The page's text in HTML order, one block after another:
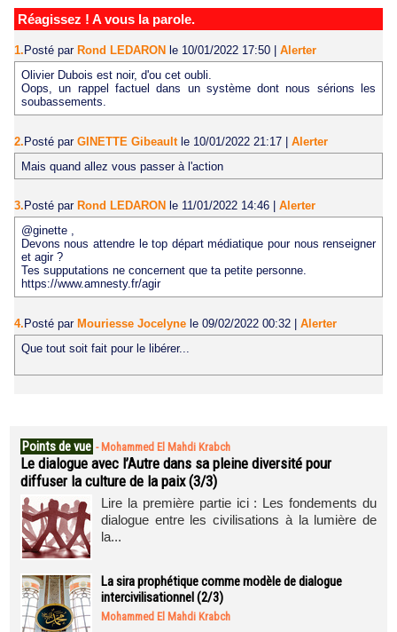
Réagissez ! A vous la parole.
1. Posté par Rond LEDARON le 10/01/2022 17:50
Alerter
Olivier Dubois est noir, d'ou cet oubli.
Oops, un rappel factuel dans un système dont nous sérions les
soubassements.
2.Posté par GINETTE Gibeault le 10/01/2022 21:17 | Alerter
Mais quand allez vous passer à l'action
3. Posté par Rond LEDARON le 11/01/2022 14:46
Alerter
@ginette ,
Devons nous attendre le top départ médiatique pour nous renseigner
et agir ?
Tes supputations ne concernent que ta petite personne.
https://www.amnesty.fr/agir
4. Posté par Mouriesse Jocelyne le 09/02/2022 00:32
Alerter
Que tout soit fait pour le libérer...
Points de vue - Mohammed El Mahdi Krabch
Le dialogue avec l’Autre dans sa pleine diversité pour
diffuser la culture de la paix (3/3)
Lire la première partie ici : Les fondements du
dialogue entre les civilisations à la lumière de
la...
La sira prophétique comme modèle de dialogue
intercivilisationnel (2/3)
Mohammed El Mahdi Krabch